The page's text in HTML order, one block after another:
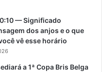
— Significado
dos anjos e o que
vê esse horário
a 1ª Copa Bris Belga